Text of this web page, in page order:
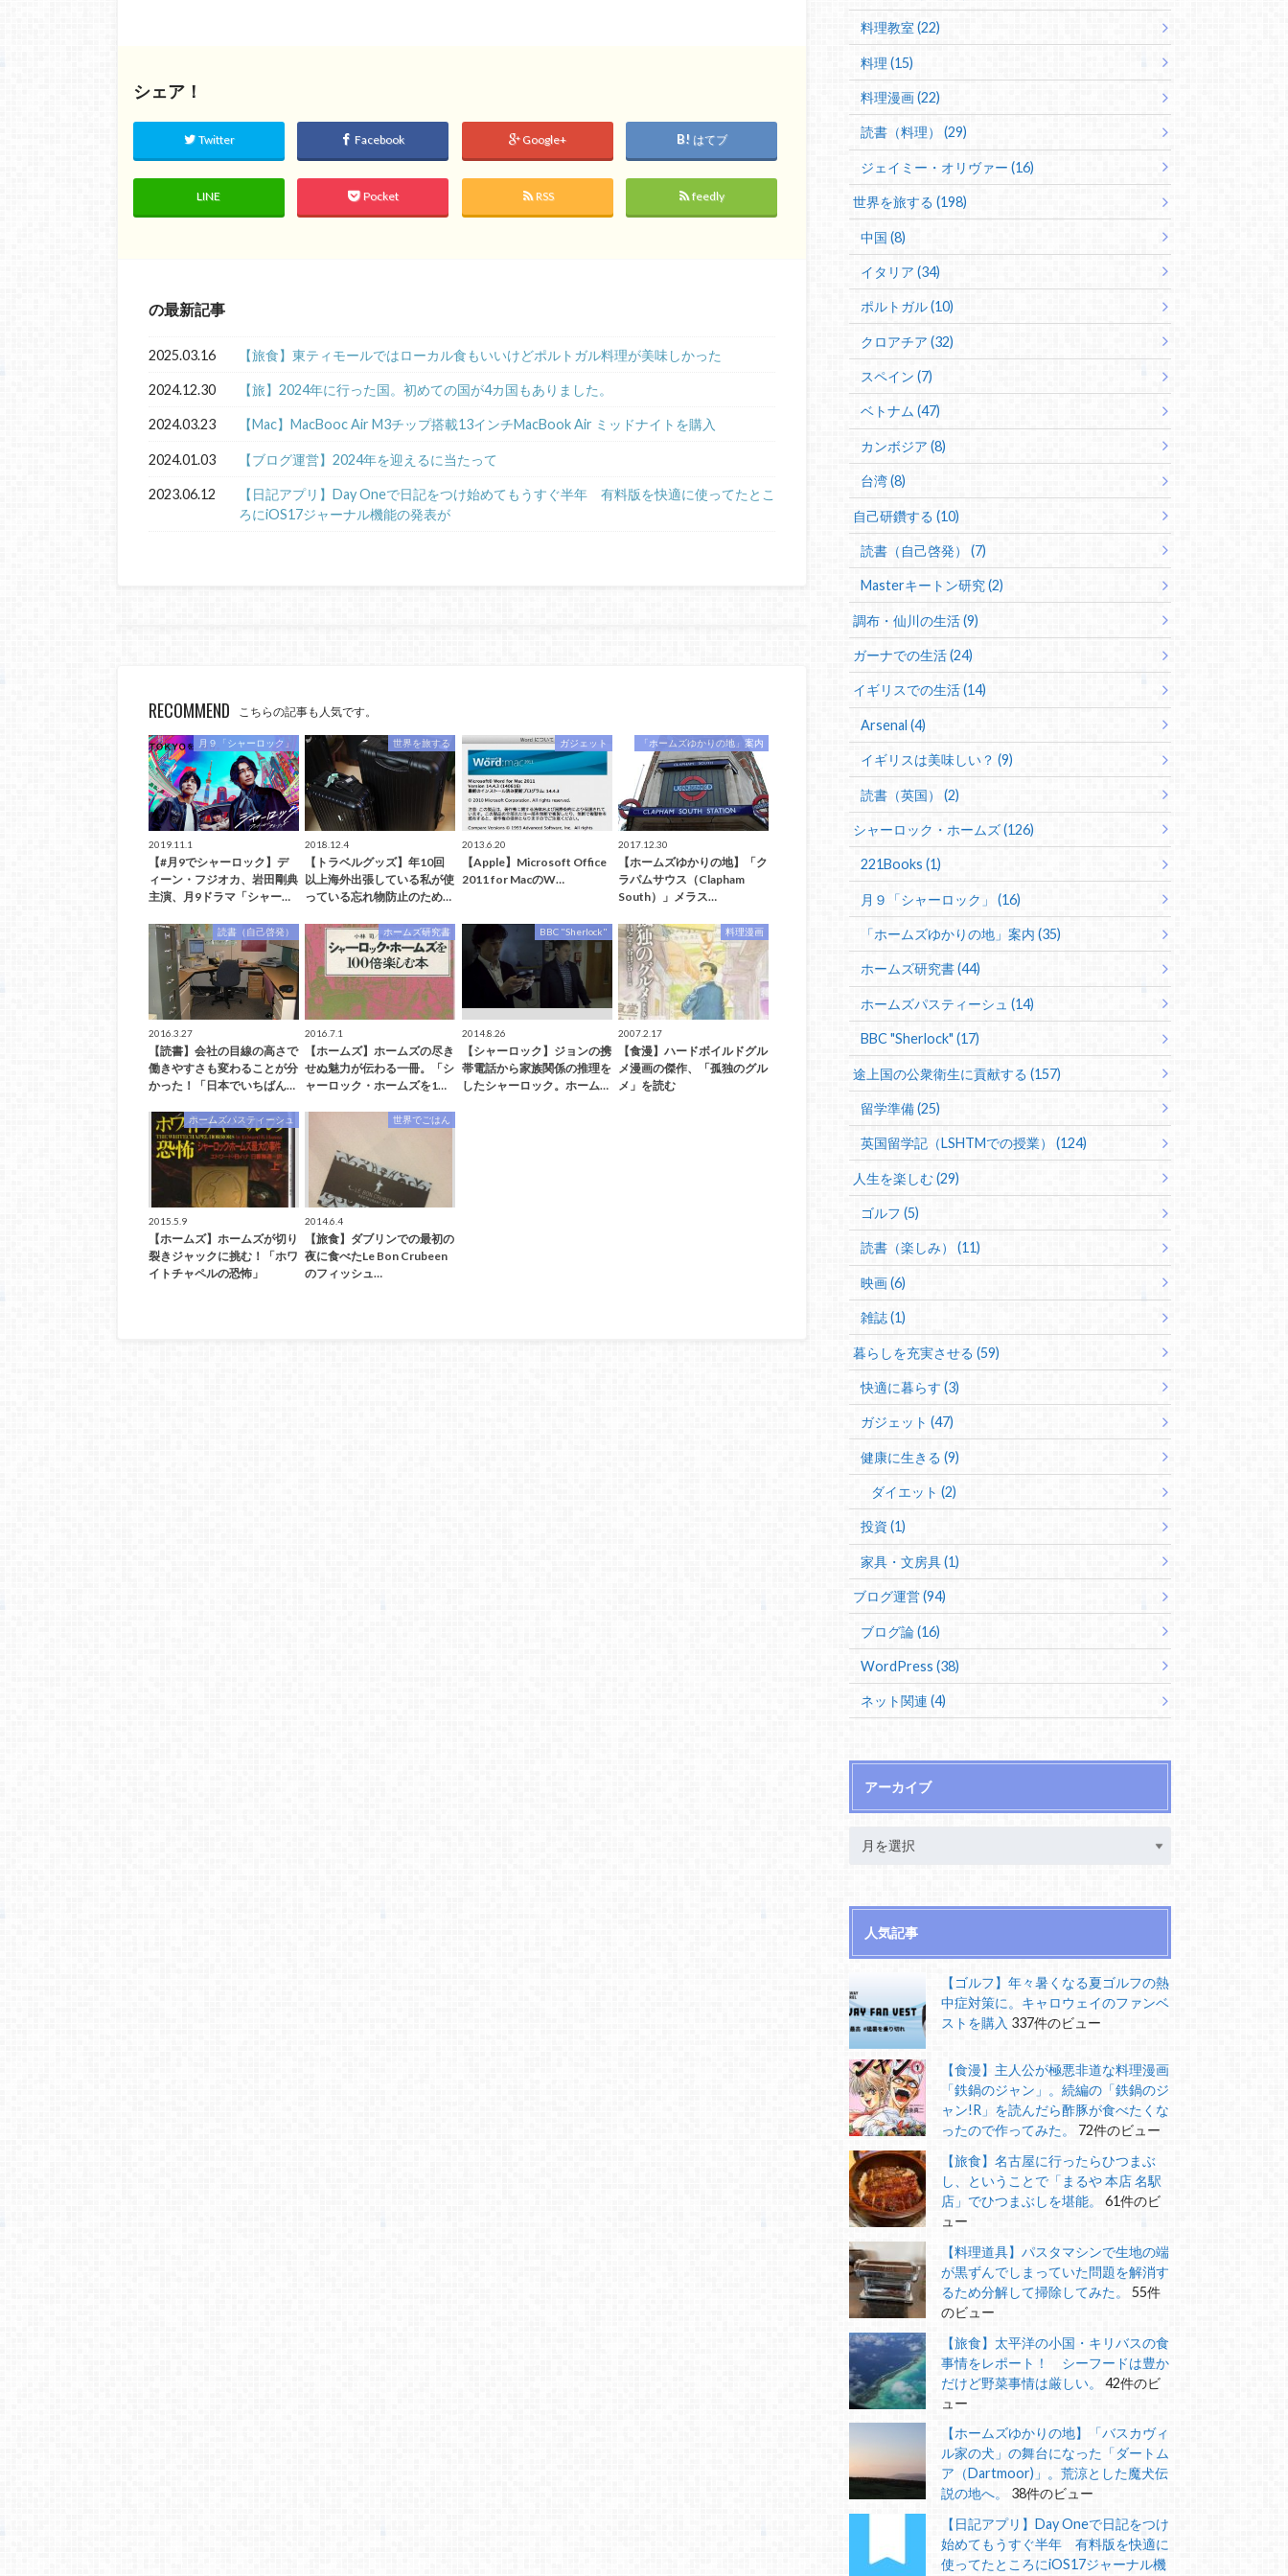
シェア！
Twitter Facebook Google+ はてブ
LINE Pocket RSS feedly
の最新記事
2025.03.16 【旅食】東ティモールではローカル食もいいけどポルトガル料理が美味しかった
2024.12.30 【旅】2024年に行った国。初めての国が4カ国もありました。
2024.03.23 【Mac】MacBooc Air M3チップ搭載13インチMacBook Air ミッドナイトを購入
2024.01.03 【ブログ運営】2024年を迎えるに当たって
2023.06.12
【日記アプリ】Day Oneで日記をつけ始めてもうすぐ半年 有料版を快適に使ってたとこ
ろにiOS17ジャーナル機能の発表が
RECOMMEND こちらの記事も人気です。
月９「シャーロック」
2019.11.1
【#月9でシャーロック】デ
ィーン・フジオカ、岩田剛典
主演、月9ドラマ「シャー…
世界を旅する
2018.12.4
【トラベルグッズ】年10回
以上海外出張している私が使
っている忘れ物防止のため…
ガジェット
2013.6.20
【Apple】Microsoft Office
2011 for MacのW…
「ホームズゆかりの地」案内
2017.12.30
【ホームズゆかりの地】「ク
ラパムサウス（Clapham
South）」メラス…
読書（自己啓発）
2016.3.27
【読書】会社の目線の高さで
働きやすさも変わることが分
かった！「日本でいちばん…
ホームズ研究書
2016.7.1
【ホームズ】ホームズの尽き
せぬ魅力が伝わる一冊。「シ
ャーロック・ホームズを1…
BBC "Sherlock"
2014.8.26
【シャーロック】ジョンの携
帯電話から家族関係の推理を
したシャーロック。ホーム…
料理漫画
2007.2.17
【食漫】ハードボイルドグル
メ漫画の傑作、「孤独のグル
メ」を読む
ホームズパスティーシュ
2015.5.9
【ホームズ】ホームズが切り
裂きジャックに挑む！「ホワ
イトチャペルの恐怖」
世界でごはん
2014.6.4
【旅食】ダブリンでの最初の
夜に食べたLe Bon Crubeen
のフィッシュ…
料理教室 (22)
料理 (15)
料理漫画 (22)
読書（料理） (29)
ジェイミー・オリヴァー (16)
世界を旅する (198)
中国 (8)
イタリア (34)
ポルトガル (10)
クロアチア (32)
スペイン (7)
ベトナム (47)
カンボジア (8)
台湾 (8)
自己研鑽する (10)
読書（自己啓発） (7)
Masterキートン研究 (2)
調布・仙川の生活 (9)
ガーナでの生活 (24)
イギリスでの生活 (14)
Arsenal (4)
イギリスは美味しい？ (9)
読書（英国） (2)
シャーロック・ホームズ (126)
221Books (1)
月９「シャーロック」 (16)
「ホームズゆかりの地」案内 (35)
ホームズ研究書 (44)
ホームズパスティーシュ (14)
BBC "Sherlock" (17)
途上国の公衆衛生に貢献する (157)
留学準備 (25)
英国留学記（LSHTMでの授業） (124)
人生を楽しむ (29)
ゴルフ (5)
読書（楽しみ） (11)
映画 (6)
雑誌 (1)
暮らしを充実させる (59)
快適に暮らす (3)
ガジェット (47)
健康に生きる (9)
ダイエット (2)
投資 (1)
家具・文房具 (1)
ブログ運営 (94)
ブログ論 (16)
WordPress (38)
ネット関連 (4)
アーカイブ
人気記事
【ゴルフ】年々暑くなる夏ゴルフの熱
中症対策に。キャロウェイのファンベ
ストを購入 337件のビュー
【食漫】主人公が極悪非道な料理漫画
「鉄鍋のジャン」。続編の「鉄鍋のジ
ャン!R」を読んだら酢豚が食べたくな
ったので作ってみた。
72件のビュー
【旅食】名古屋に行ったらひつまぶ
し、ということで「まるや 本店 名駅
店」でひつまぶしを堪能。
61件のビ
ュー
【料理道具】パスタマシンで生地の端
が黒ずんでしまっていた問題を解消す
るため分解して掃除してみた。
55件
のビュー
【旅食】太平洋の小国・キリバスの食
事情をレポート！ シーフードは豊か
だけど野菜事情は厳しい。
42件のビ
ュー
【ホームズゆかりの地】「バスカヴィ
ル家の犬」の舞台になった「ダートム
ア（Dartmoor)」。荒涼とした魔犬伝
説の地へ。
38件のビュー
【日記アプリ】Day Oneで日記をつけ
始めてもうすぐ半年 有料版を快適に
使ってたところにiOS17ジャーナル機